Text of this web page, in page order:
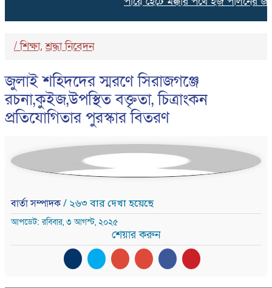
/শিক্ষা,শ্রদ্ধা নিবেদন
জুলাই শহিদদের স্মরণে সিরাজগঞ্জে
রচনা,কুইজ,উপস্থিত বক্তৃতা, চিত্রাংকন
প্রতিযোগিতার পুরস্কার বিতরণ
বার্তা সম্পাদক/ ২৬৩ বার দেখা হয়েছে
আপডেট: রবিবার, ৩ আগস্ট, ২০২৫
শেয়ার করুন